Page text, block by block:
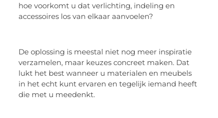
hoe voorkomt u dat verlichting, indeling en
accessoires los van elkaar aanvoelen?
De oplossing is meestal niet nog meer inspiratie
verzamelen, maar keuzes concreet maken. Dat
lukt het best wanneer u materialen en meubels
in het echt kunt ervaren en tegelijk iemand heeft
die met u meedenkt.